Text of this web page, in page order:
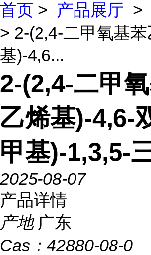
首页 > 产品展厅 >
> 2-(2,4-二甲氧基苯
基)-4,6...
2-(2,4-二甲
乙烯基)-4,6-
甲基)-1,3,5-
2025-08-07
产品详情
产地 广东
Cas： 42880-08-0